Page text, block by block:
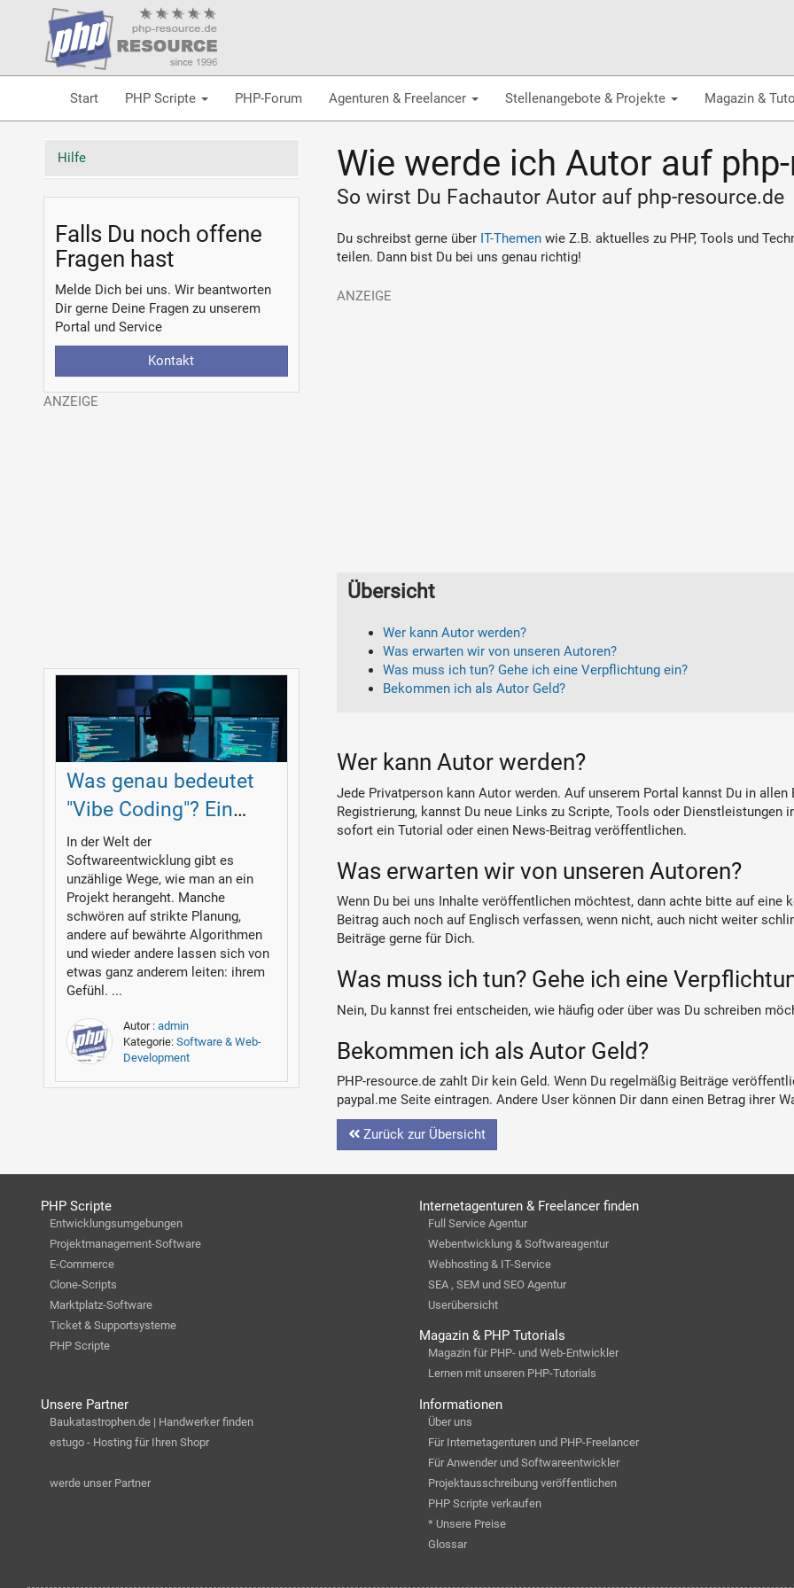
Start PHP Scripte PHP-Forum Agenturen & Freelancer Stellenangebote & Projekte Magazin &
Wie werde ich Autor auf
So wirst Du Fachautor Autor auf php-resource.de
Du schreibst gerne über IT-Themenwie Z.B. aktuelles zu PHP, Tools und
teilen. Dann bist Du bei uns genau richtig!
Übersicht
Wer kann Autor werden?
Was erwarten wir von unseren Autoren?
Was muss ich tun? Gehe ich eine Verpflichtung ein?
Bekommen ich als Autor Geld?
Wer kann Autor werden?
Jede Privatperson kann Autor werden. Auf unserem Portal kannst Du in
Registrierung, kannst Du neue Links zu Scripte, Tools oder Dienstleistungen
sofort ein Tutorial oder einen News-Beitrag veröffentlichen.
Was erwarten wir von unseren Autoren?
Wenn Du bei uns Inhalte veröffentlichen möchtest, dann achte bitte auf eine
Beitrag auch noch auf Englisch verfassen, wenn nicht, auch nicht weiter
Beiträge gerne für Dich.
Was muss ich tun? Gehe ich eine
Nein, Du kannst frei entscheiden, wie häufig oder über was Du schreiben
Bekommen ich als Autor Geld?
PHP-resource.de zahlt Dir kein Geld. Wenn Du regelmäßig Beiträge
paypal.me Seite eintragen. Andere User können Dir dann einen Betrag ihrer
Zurück zur Übersicht
Hilfe
Falls Du noch offene
Fragen hast
Melde Dich bei uns. Wir beantworten
Dir gerne Deine Fragen zu unserem
Portal und Service
Kontakt
Was genau bedeutet
"Vibe Coding"? Ein
tiefgehender Blick für
Entwickler
In der Welt der
Softwareentwicklung gibt es
unzählige Wege, wie man an ein
Projekt herangeht. Manche
schwören auf strikte Planung,
andere auf bewährte Algorithmen
und wieder andere lassen sich von
etwas ganz anderem leiten: ihrem
Gefühl. ...
Autor : admin
Kategorie: Software & Web-
Development
PHP Scripte
Entwicklungsumgebungen
Projektmanagement-Software
E-Commerce
Clone-Scripts
Marktplatz-Software
Ticket & Supportsysteme
PHP Scripte
Internetagenturen & Freelancer finden
Full Service Agentur
Webentwicklung & Softwareagentur
Webhosting & IT-Service
SEA , SEM und SEO Agentur
Userübersicht
Magazin & PHP Tutorials
Magazin für PHP- und Web-Entwickler
Lernen mit unseren PHP-Tutorials
Unsere Partner
Baukatastrophen.de | Handwerker finden
estugo - Hosting für Ihren Shopr
werde unser Partner
Informationen
Über uns
Für Internetagenturen und PHP-Freelancer
Für Anwender und Softwareentwickler
Projektausschreibung veröffentlichen
PHP Scripte verkaufen
* Unsere Preise
Glossar